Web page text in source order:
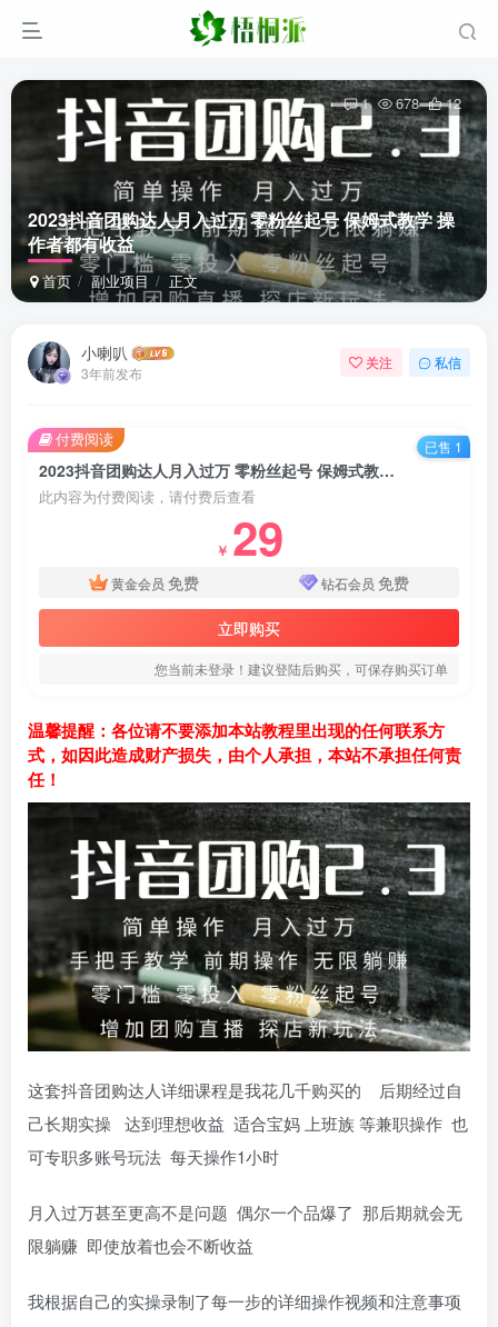
2023抖音团购达人月入过万 零粉丝起号 保姆式教学 操
作者都有收益
首页 副业项目 正文
1 678 12
小喇叭
3年前发布
关注 私信
2023抖音团购达人月入过万 零粉丝起号 保姆式教学 操作者都有收益
此内容为付费阅读，请付费后查看
￥ 29
黄金会员 免费 钻石会员 免费
立即购买
您当前未登录！建议登陆后购买，可保存购买订单
付费阅读 已售 1
温馨提醒：各位请不要添加本站教程里出现的任何联系方
式，如因此造成财产损失，由个人承担，本站不承担任何责
任！
这套抖音团购达人详细课程是我花几千购买的 后期经过自
己长期实操 达到理想收益 适合宝妈 上班族 等兼职操作 也
可专职多账号玩法 每天操作1小时
月入过万甚至更高不是问题 偶尔一个品爆了 那后期就会无
限躺赚 即使放着也会不断收益
我根据自己的实操录制了每一步的详细操作视频和注意事项